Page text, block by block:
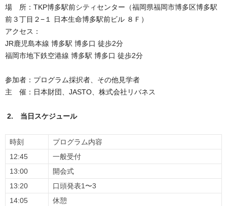
場 所：TKP博多駅前シティセンター（福岡県福岡市博多区博多駅
前３丁目２−１ 日本生命博多駅前ビル ８Ｆ）
アクセス：
JR鹿児島本線 博多駅 博多口 徒歩2分
福岡市地下鉄空港線 博多駅 博多口 徒歩2分
参加者：プログラム採択者、その他見学者
主 催：日本財団、JASTO、株式会社リバネス
2. 当日スケジュール
時刻
プログラム内容
12:45
一般受付
13:00
開会式
13:20
口頭発表1〜3
14:05
休憩